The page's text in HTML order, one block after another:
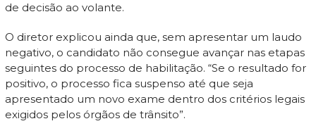
de decisão ao volante.
O diretor explicou ainda que, sem apresentar um laudo
negativo, o candidato não consegue avançar nas etapas
seguintes do processo de habilitação. “Se o resultado for
positivo, o processo fica suspenso até que seja
apresentado um novo exame dentro dos critérios legais
exigidos pelos órgãos de trânsito”.